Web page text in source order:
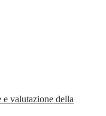
e valutazione della